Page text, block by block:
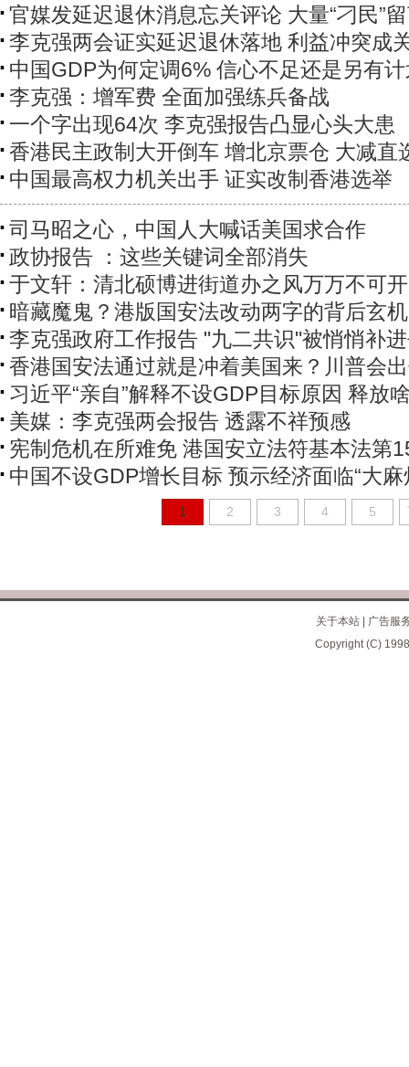
官媒发延迟退休消息忘关评论 大量“刁民”
李克强两会证实延迟退休落地 利益冲突成
中国GDP为何定调6% 信心不足还是另有
李克强：增军费 全面加强练兵备战
一个字出现64次 李克强报告凸显心头大患
香港民主政制大开倒车 增北京票仓 大减直
中国最高权力机关出手 证实改制香港选举
司马昭之心，中国人大喊话美国求合作
政协报告 ：这些关键词全部消失
于文轩：清北硕博进街道办之风万万不可开
暗藏魔鬼？港版国安法改动两字的背后玄机
李克强政府工作报告 "九二共识"被悄悄补
香港国安法通过就是冲着美国来？川普会
习近平“亲自”解释不设GDP目标原因 释放
美媒：李克强两会报告 透露不祥预感
宪制危机在所难免 港国安立法符基本法第
中国不设GDP增长目标 预示经济面临“大麻
1 2 3 4 5
关于本站|
广告服
Copyright (C)